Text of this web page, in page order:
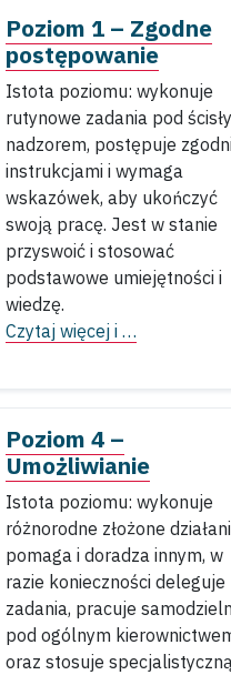
Poziom 1 – Zgodne
postępowanie
Istota poziomu: wykonuje
rutynowe zadania pod
nadzorem, postępuje
instrukcjami i wymaga
wskazówek, aby ukończyć
swoją pracę. Jest w stanie
przyswoić i stosować
podstawowe umiejętności i
wiedzę.
Czytaj więcej i …
Poziom 4 –
Umożliwianie
Istota poziomu: wykonuje
różnorodne złożone
pomaga i doradza innym, w
razie konieczności deleguje
zadania, pracuje
pod ogólnym
oraz stosuje